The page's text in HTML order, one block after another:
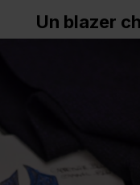
Un blazer